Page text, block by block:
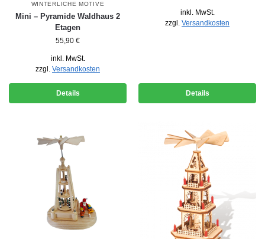
WINTERLICHE MOTIVE
Mini – Pyramide Waldhaus 2
Etagen
55,90 €
inkl. MwSt.
zzgl. Versandkosten
Details
inkl. MwSt.
zzgl. Versandkosten
Details